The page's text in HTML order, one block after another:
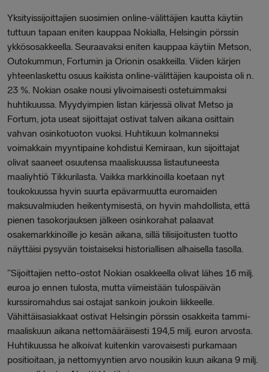
Yksityissijoittajien suosimien online-välittäjien kautta käytiin
tuttuun tapaan eniten kauppaa Nokialla, Helsingin pörssin
ykkösosakkeella. Seuraavaksi eniten kauppaa käytiin Metson,
Outokummun, Fortumin ja Orionin osakkeilla. Viiden kärjen
yhteenlaskettu osuus kaikista online-välittäjien kaupoista oli n.
23 %. Nokian osake nousi ylivoimaisesti ostetuimmaksi
huhtikuussa. Myydyimpien listan kärjessä olivat Metso ja
Fortum, jota useat sijoittajat ostivat talven aikana osittain
vahvan osinkotuoton vuoksi. Huhtikuun kolmanneksi
voimakkain myyntipaine kohdistui Kemiraan, kun sijoittajat
olivat saaneet osuutensa maaliskuussa listautuneesta
maaliyhtiö Tikkurilasta. Vaikka markkinoilla koetaan nyt
toukokuussa hyvin suurta epävarmuutta euromaiden
maksuvalmiuden heikentymisestä, on hyvin mahdollista, että
pienen tasokorjauksen jälkeen osinkorahat palaavat
osakemarkkinoille jo kesän aikana, sillä tilisijoitusten tuotto
näyttäisi pysyvän toistaiseksi historiallisen alhaisella tasolla.
”Sijoittajien netto-ostot Nokian osakkeella olivat lähes 16 milj.
euroa jo ennen tulosta, mutta viimeistään tulospäivän
kurssiromahdus sai ostajat sankoin joukoin liikkeelle.
Vähittäisasiakkaat ostivat Helsingin pörssin osakkeita tammi-
maaliskuun aikana nettomääräisesti 194,5 milj. euron arvosta.
Huhtikuussa he alkoivat kuitenkin varovaisesti purkamaan
positioitaan, ja nettomyyntien arvo nousikin kuun aikana 9 milj.